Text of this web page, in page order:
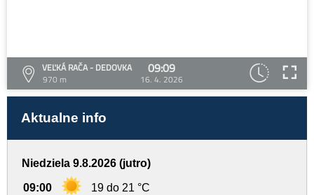
VEĽKÁ RAČA - DEDOVKA
970 m
09:09
16. 4. 2026
Aktualne info
Niedziela 9.8.2026 (jutro)
09:00 19 do 21 °C